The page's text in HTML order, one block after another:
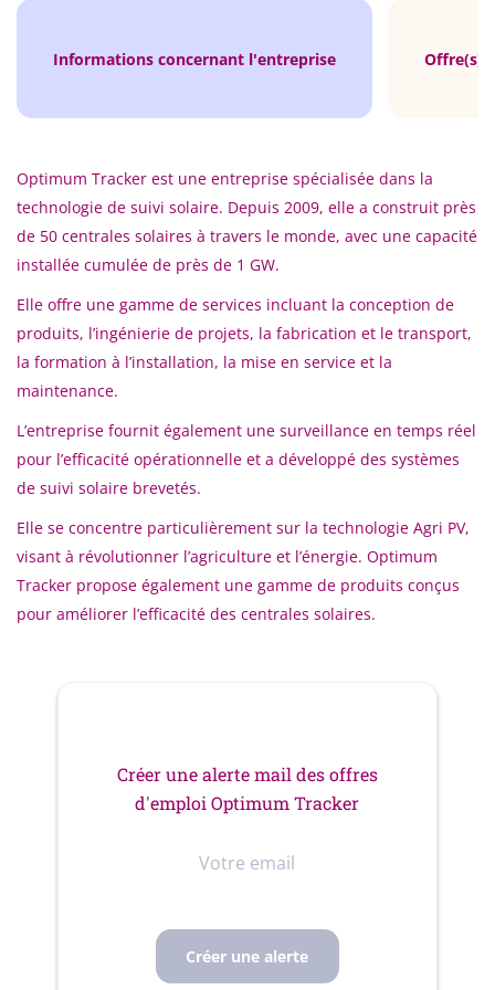
Informations concernant l'entreprise Offre(s)
Optimum Tracker est une entreprise spécialisée dans la
technologie de suivi solaire. Depuis 2009, elle a construit près
de 50 centrales solaires à travers le monde, avec une capacité
installée cumulée de près de 1 GW.
Elle offre une gamme de services incluant la conception de
produits, l’ingénierie de projets, la fabrication et le transport,
la formation à l’installation, la mise en service et la
maintenance.
L’entreprise fournit également une surveillance en temps réel
pour l’efficacité opérationnelle et a développé des systèmes
de suivi solaire brevetés.
Elle se concentre particulièrement sur la technologie Agri PV,
visant à révolutionner l’agriculture et l’énergie. Optimum
Tracker propose également une gamme de produits conçus
pour améliorer l’efficacité des centrales solaires.
Créer une alerte mail des offres
d'emploi Optimum Tracker